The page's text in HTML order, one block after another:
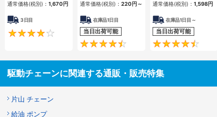
通常価格(税別)： 1,670 円
3日目
4.2
通常価格(税別)： 220 円 ～
在庫品1日目
当日出荷可能
4.5
通常価格(税別)： 1,598円
在庫品1日目～
当日出荷可能
駆動チェーンに関連する通販・販売特集
片山 チェーン
給油 ポンプ